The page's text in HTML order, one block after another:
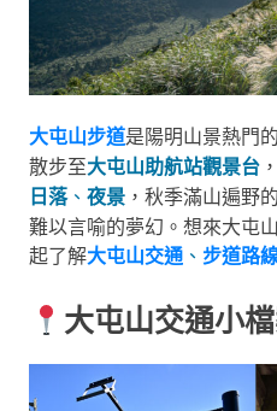
大屯山步道是陽明山景熱門
散步至大屯山助航站觀景台
日落、 夜景 ，秋季滿山遍野的
難以言喻的夢幻。想來大屯
起了解大屯山交通 、 步道路
大屯山交通小